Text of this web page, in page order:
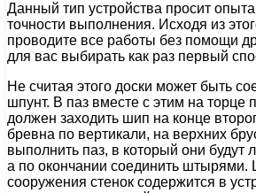
Данный тип устройства просит
точности выполнения. Исходя из
проводите все работы без помощи
для вас выбирать как раз первый
Не считая этого доски может быть
шпунт. В паз вместе с этим на торце
должен заходить шип на конце
бревна по вертикали, на верхних
выполнить паз, в который они будут
а по окончании соединить штырями.
сооружения стенок содержится в